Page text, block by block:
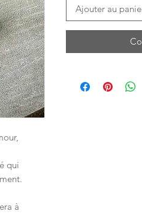
qui
à
Ajouter au